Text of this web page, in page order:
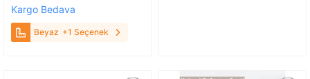
Kargo Bedava
Beyaz +1 Seçenek